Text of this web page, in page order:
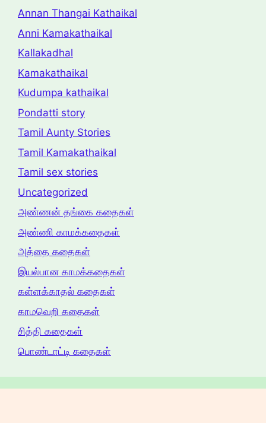
Annan Thangai Kathaikal
Anni Kamakathaikal
Kallakadhal
Kamakathaikal
Kudumpa kathaikal
Pondatti story
Tamil Aunty Stories
Tamil Kamakathaikal
Tamil sex stories
Uncategorized
அண்ணன் தங்கை கதைகள்
அண்ணி காமக்கதைகள்
அத்தை கதைகள்
இயல்பான காமக்கதைகள்
கள்ளக்காதல் கதைகள்
காமவெறி கதைகள்
சித்தி கதைகள்
பொண்டாட்டி கதைகள்